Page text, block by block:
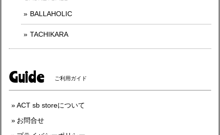
BALLAHOLIC
TACHIKARA
Guide ご利用ガイド
ACT sb storeについて
お問合せ